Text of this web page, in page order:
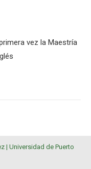
vez la Maestría
| Universidad de Puerto